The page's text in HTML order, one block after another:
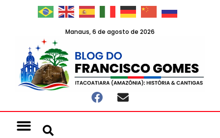
Manaus, 6 de agosto de 2026